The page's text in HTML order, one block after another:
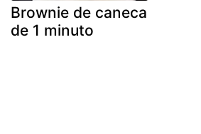
Brownie de caneca
de 1 minuto